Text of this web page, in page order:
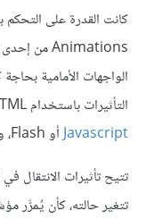
Animations من إحدى الميزات التي أتت بها
الواجهات الأمامية
التأثيرات باستخدام HTML و CSS فقط دون الحاجة إلى استخدام
Javascriptأو Flash، وقد تحققت رغبتهم أخيرًا وبعد سنوات عديدة.